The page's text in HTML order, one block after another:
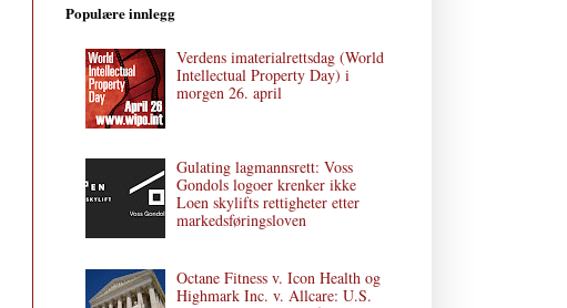
Populære innlegg
Verdens imaterialrettsdag (World
Intellectual Property Day) i
morgen 26. april
Gulating lagmannsrett: Voss
Gondols logoer krenker ikke
Loen skylifts rettigheter etter
markedsføringsloven
Octane Fitness v. Icon Health og
Highmark Inc. v. Allcare: U.S.